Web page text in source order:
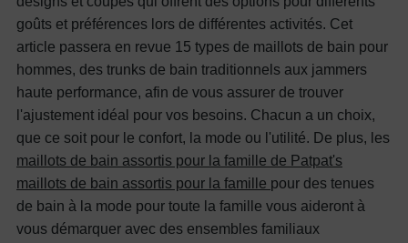
goûts et préférences lors de différentes activités. Cet
article passera en revue 15 types de maillots de bain pour
hommes, des trunks de bain traditionnels aux jammers
haute performance, afin de vous assurer de trouver
l'ajustement idéal pour vos besoins. Chacun a un choix,
que ce soit pour le confort, la mode ou l'utilité. De plus, les
maillots de bain assortis pour la famille de Patpat's
maillots de bain assortis pour la famille pour des tenues
de bain à la mode pour toute la famille vous aideront à
vous démarquer avec des ensembles familiaux